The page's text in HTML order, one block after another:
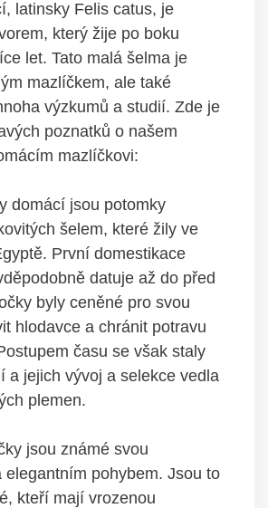
latinsky Felis catus, je
který žije po boku
let. Tato malá šelma je
mazlíčkem, ale také
výzkumů a studií. Zde je
poznatků o našem
mazlíčkovi:
domácí jsou potomky
šelem, které žily ve
První domestikace
datuje až do před
byly ceněné pro svou
hlodavce a chránit potravu
času se však staly
a jejich vývoj a selekce vedla
plemen.
jsou známé svou
elegantním pohybem. Jsou to
kteří mají vrozenou